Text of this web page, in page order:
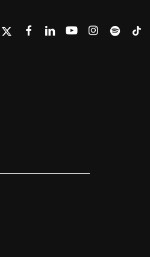
TWITTERFACEBOOKLINKEDINYOUTUBEINSTAGRAM
SPOTIFY